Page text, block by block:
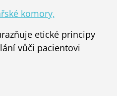
komory,
etické principy
vůči pacientovi